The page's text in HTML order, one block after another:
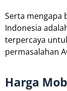
Serta mengapa
Indonesia
terpercaya
permasalahan
Harga